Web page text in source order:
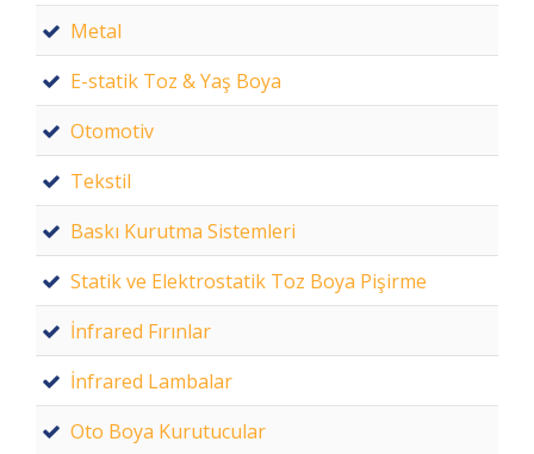
Metal
E-statik Toz & Yaş Boya
Otomotiv
Tekstil
Baskı Kurutma Sistemleri
Statik ve Elektrostatik Toz Boya Pişirme
İnfrared Fırınlar
İnfrared Lambalar
Oto Boya Kurutucular